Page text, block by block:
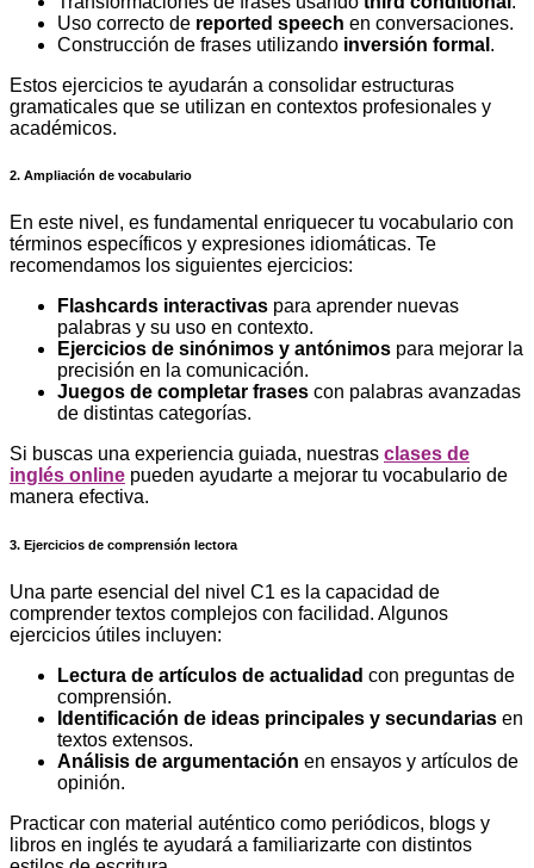
Uso correcto de reported speech en conversaciones.
Construcción de frases utilizando inversión formal .
Estos ejercicios te ayudarán a consolidar estructuras
gramaticales que se utilizan en contextos profesionales y
académicos.
2. Ampliación de vocabulario
En este nivel, es fundamental enriquecer tu vocabulario con
términos específicos y expresiones idiomáticas. Te
recomendamos los siguientes ejercicios:
Flashcards interactivas para aprender nuevas
palabras y su uso en contexto.
Ejercicios de sinónimos y antónimos para mejorar la
precisión en la comunicación.
Juegos de completar frases con palabras avanzadas
de distintas categorías.
Si buscas una experiencia guiada, nuestras clases de
inglés online pueden ayudarte a mejorar tu vocabulario de
manera efectiva.
3. Ejercicios de comprensión lectora
Una parte esencial del nivel C1 es la capacidad de
comprender textos complejos con facilidad. Algunos
ejercicios útiles incluyen:
Lectura de artículos de actualidad con preguntas de
comprensión.
Identificación de ideas principales y secundarias en
textos extensos.
Análisis de argumentación en ensayos y artículos de
opinión.
Practicar con material auténtico como periódicos, blogs y
libros en inglés te ayudará a familiarizarte con distintos